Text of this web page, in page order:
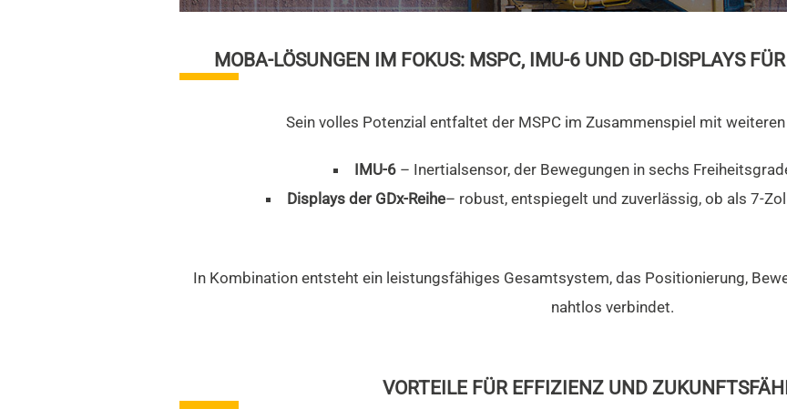
MOBA-LÖSUNGEN IM FOKUS: MSPC, IMU-6 UND GD-DISPLAYS
Sein volles Potenzial entfaltet der MSPC im Zusammenspiel mit
IMU-6– Inertialsensor, der Bewegungen in sechs
Displays der GDx-Reihe– robust, entspiegelt und zuverlässig, ob als 7-
In Kombination entsteht ein leistungsfähiges Gesamtsystem, das Positionierung,
nahtlos verbindet.
VORTEILE FÜR EFFIZIENZ UND